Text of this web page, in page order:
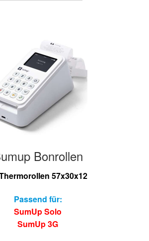
Bonrollen
57x30x12
Passend für:
SumUp Solo
SumUp 3G